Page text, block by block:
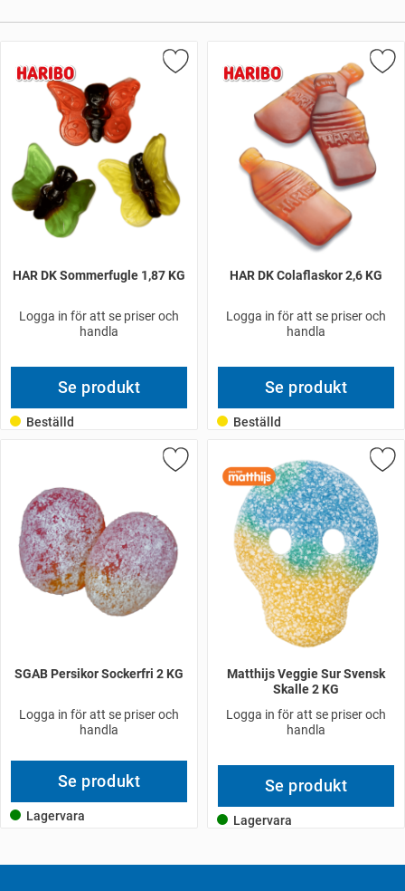
HAR DK Sommerfugle 1,87 KG
Logga in för att se priser och
handla
Se produkt
Beställd
HAR DK Colaflaskor 2,6 KG
Logga in för att se priser och
handla
Se produkt
Beställd
SGAB Persikor Sockerfri 2 KG
Logga in för att se priser och
handla
Se produkt
Lagervara
Matthijs Veggie Sur Svensk
Skalle 2 KG
Logga in för att se priser och
handla
Se produkt
Lagervara